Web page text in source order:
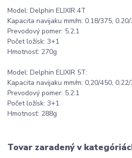
Model: Delphin ELIXIR 4T
Kapacita navijaku mm/m: 0.18/375,
Prevodový pomer: 5.2:1
Počet ložísk: 3+1
Hmotnosť: 270g
Model: Delphin ELIXIR 5T:
Kapacita navijaku mm/m: 0,20/450,
Prevodový pomer: 5.2:1
Počet ložísk: 3+1
Hmotnosť: 288g
Tovar zaradený v